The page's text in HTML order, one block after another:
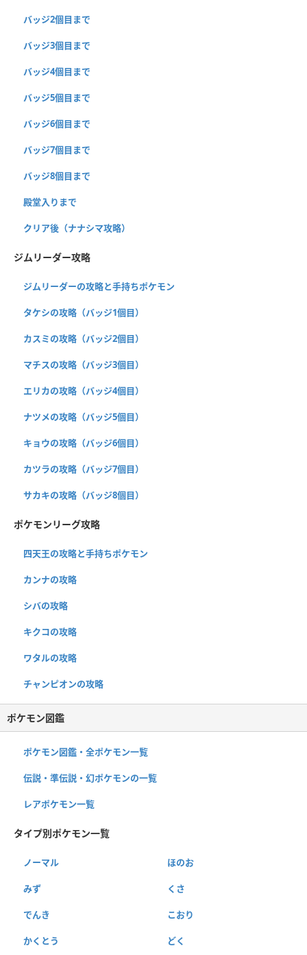
バッジ2個目まで
バッジ3個目まで
バッジ4個目まで
バッジ5個目まで
バッジ6個目まで
バッジ7個目まで
バッジ8個目まで
殿堂入りまで
クリア後（ナナシマ攻略）
ジムリーダー攻略
ジムリーダーの攻略と手持ちポケモン
タケシの攻略（バッジ1個目）
カスミの攻略（バッジ2個目）
マチスの攻略（バッジ3個目）
エリカの攻略（バッジ4個目）
ナツメの攻略（バッジ5個目）
キョウの攻略（バッジ6個目）
カツラの攻略（バッジ7個目）
サカキの攻略（バッジ8個目）
ポケモンリーグ攻略
四天王の攻略と手持ちポケモン
カンナの攻略
シバの攻略
キクコの攻略
ワタルの攻略
チャンピオンの攻略
ポケモン図鑑
ポケモン図鑑・全ポケモン一覧
伝説・準伝説・幻ポケモンの一覧
レアポケモン一覧
タイプ別ポケモン一覧
ノーマル ほのお
みず くさ
でんき こおり
かくとう どく